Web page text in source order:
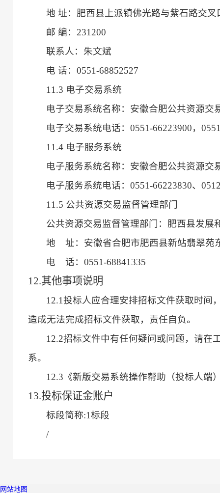
地 址：肥西县上派镇佛光路与紫石路交叉
邮 编： 231200
联系人：朱文斌
电 话：0551-68852527
11.3 电子交易系统
电子交易系统名称：安徽合肥公共资源交
电子交易系统电话：0551-66223900，
11.4 电子服务系统
电子服务系统名称：安徽合肥公共资源交
电子服务系统电话：0551-66223830、
11.5 公共资源交易监督管理部门
公共资源交易监督管理部门：肥西县发展
地
址：安徽省合肥市肥西县新站翡翠苑
电
话：0551-68841335
12.其他事项说明
12.1投标人应合理安排招标文件获取时间
造成无法完成招标文件获取，责任自负。
12.2招标文件中有任何疑问或问题，请在
系。
12.3《新版交易系统操作帮助（投标人端
13.投标保证金账户
标段简称:1标段
/
网站地图